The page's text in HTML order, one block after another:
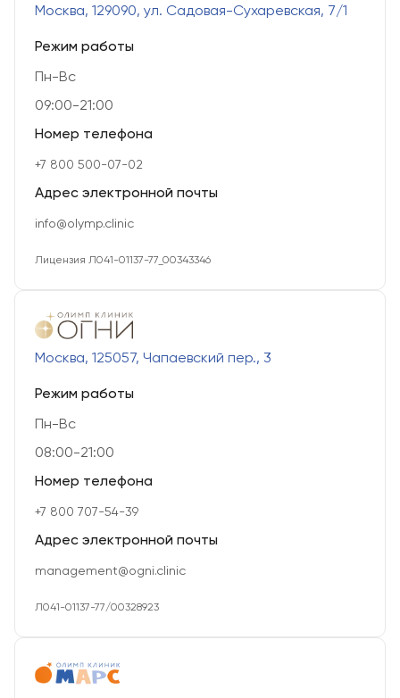
Москва, 129090, ул. Садовая-Сухаревская, 7/1
Режим работы
Пн-Вс
09:00-21:00
Номер телефона
+7 800 500-07-02
Адрес электронной почты
info@olymp.clinic
Лицензия Л041-01137-77_00343346
Москва, 125057, Чапаевский пер., 3
Режим работы
Пн-Вс
08:00-21:00
Номер телефона
+7 800 707-54-39
Адрес электронной почты
management@ogni.clinic
Л041-01137-77/00328923